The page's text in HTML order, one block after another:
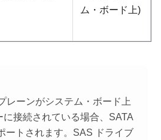
ム・ボード上)
レーンがシステム・ボード上
接続されている場合、SATA
ートされます。SAS ドライブ